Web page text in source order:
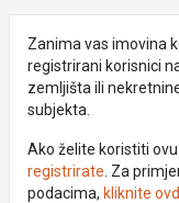
Zanima vas imovina
registrirani korisnici
zemljišta ili
subjekta.
Ako želite koristiti
registrirate . Za
podacima, kliknite